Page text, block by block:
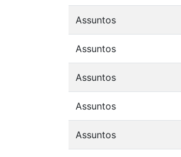
Assuntos
Assuntos
Assuntos
Assuntos
Assuntos